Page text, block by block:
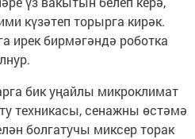
күзәтеп торырга кирәк.
ирек бирмәгәндә роботка
бик уңайлы микроклимат
техникасы, сенажны өстәмә
болгатучы миксер торак